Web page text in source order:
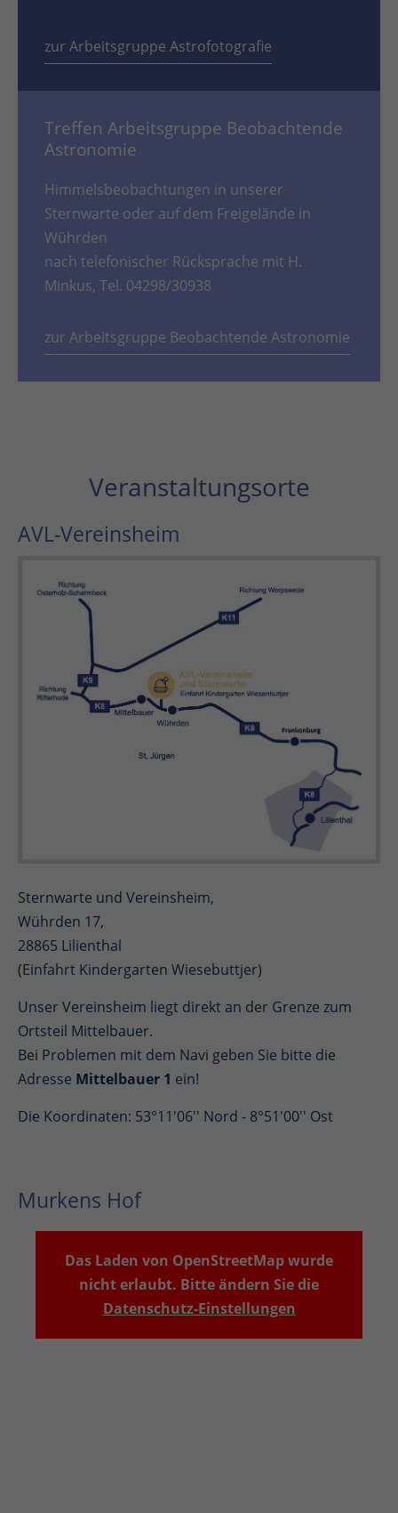
zur Arbeitsgruppe Astrofotografie
Treffen Arbeitsgruppe Beobachtende
Astronomie
Himmelsbeobachtungen in unserer
Sternwarte oder auf dem Freigelände in
Wührden
nach telefonischer Rücksprache mit H.
Minkus, Tel. 04298/30938
zur Arbeitsgruppe Beobachtende Astronomie
Veranstaltungsorte
AVL-Vereinsheim
Sternwarte und Vereinsheim,
Wührden 17,
28865 Lilienthal
(Einfahrt Kindergarten Wiesebuttjer)
Unser Vereinsheim liegt direkt an der Grenze zum
Ortsteil Mittelbauer.
Bei Problemen mit dem Navi geben Sie bitte die
Adresse Mittelbauer 1 ein!
Die Koordinaten: 53°11'06'' Nord - 8°51'00'' Ost
Murkens Hof
Das Laden von OpenStreetMap wurde
nicht erlaubt. Bitte ändern Sie die
Datenschutz-Einstellungen